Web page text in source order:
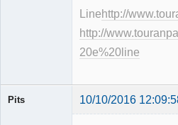
Linehttp://
http://
20e%20line
Pits 10/10/2016